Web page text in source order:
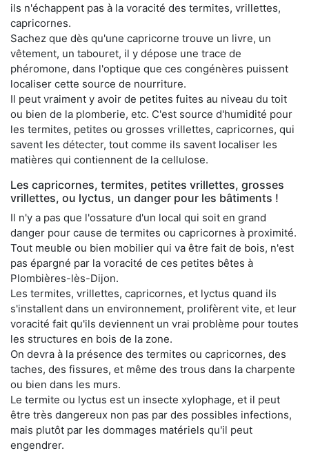
ils n'échappent pas à la voracité des termites, vrillettes,
capricornes.
Sachez que dès qu'une capricorne trouve un livre, un
vêtement, un tabouret, il y dépose une trace de
phéromone, dans l'optique que ces congénères puissent
localiser cette source de nourriture.
Il peut vraiment y avoir de petites fuites au niveau du toit
ou bien de la plomberie, etc. C'est source d'humidité pour
les termites, petites ou grosses vrillettes, capricornes, qui
savent les détecter, tout comme ils savent localiser les
matières qui contiennent de la cellulose.
Les capricornes, termites, petites vrillettes, grosses
vrillettes, ou lyctus, un danger pour les bâtiments !
Il n'y a pas que l'ossature d'un local qui soit en grand
danger pour cause de termites ou capricornes à proximité.
Tout meuble ou bien mobilier qui va être fait de bois, n'est
pas épargné par la voracité de ces petites bêtes à
Plombières-lès-Dijon.
Les termites, vrillettes, capricornes, et lyctus quand ils
s'installent dans un environnement, prolifèrent vite, et leur
voracité fait qu'ils deviennent un vrai problème pour toutes
les structures en bois de la zone.
On devra à la présence des termites ou capricornes, des
taches, des fissures, et même des trous dans la charpente
ou bien dans les murs.
Le termite ou lyctus est un insecte xylophage, et il peut
être très dangereux non pas par des possibles infections,
mais plutôt par les dommages matériels qu'il peut
engendrer.